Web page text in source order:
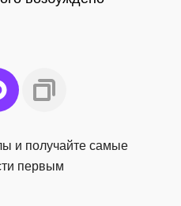
и получайте самые
первым